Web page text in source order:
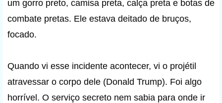
um gorro preto, camisa preta, calça preta e botas de
combate pretas. Ele estava deitado de bruços,
focado.
Quando vi esse incidente acontecer, vi o projétil
atravessar o corpo dele (Donald Trump). Foi algo
horrível. O serviço secreto nem sabia para onde ir